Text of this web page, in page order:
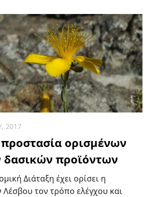
2017
ορισμένων
δασικών προϊόντων
Διάταξη έχει ορίσει η
τον τρόπο ελέγχου και